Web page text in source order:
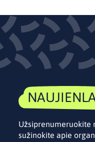
Užsiprenumeruokite
sužinokite apie